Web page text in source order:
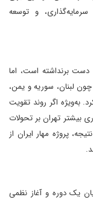
و توسعه
برنداشته است، اما
لبنان، سوریه و یمن،
به‌ویژه اگر روند تقویت
بیشتر تهران بر تحولات
پروژه مهار ایران از
یک دوره و آغاز نظمی